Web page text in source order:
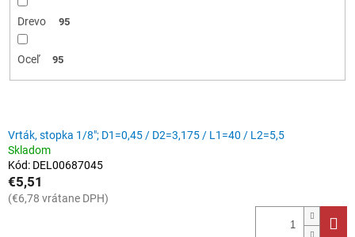
Drevo 95
Oceľ 95
V
ý
p
i
s
Vrták, stopka 1/8"; D1=0,45 / D2=3,175 / L1=40 / L2=5,5
Skladom
Kód: DEL00687045
€5,51
(€6,78 vrátane DPH)